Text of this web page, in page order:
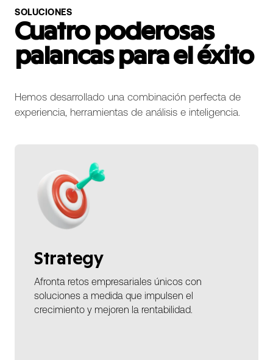
SOLUCIONES
Cuatro poderosas
palancas para el éxito
Hemos desarrollado una combinación perfecta de
experiencia, herramientas de análisis e inteligencia.
Strategy
Afronta retos empresariales únicos con
soluciones a medida que impulsen el
crecimiento y mejoren la rentabilidad.